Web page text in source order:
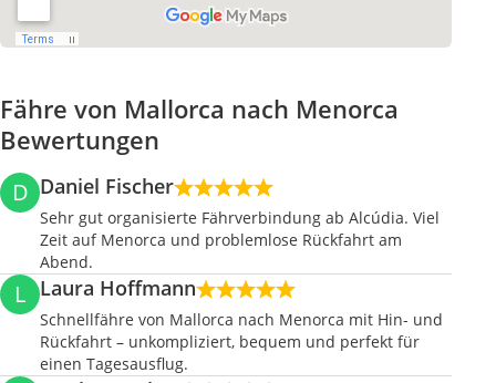
Fähre von Mallorca nach Menorca
Bewertungen
D Daniel Fischer
Sehr gut organisierte Fährverbindung ab Alcúdia. Viel
Zeit auf Menorca und problemlose Rückfahrt am
Abend.
L Laura Hoffmann
Schnellfähre von Mallorca nach Menorca mit Hin- und
Rückfahrt – unkompliziert, bequem und perfekt für
einen Tagesausflug.